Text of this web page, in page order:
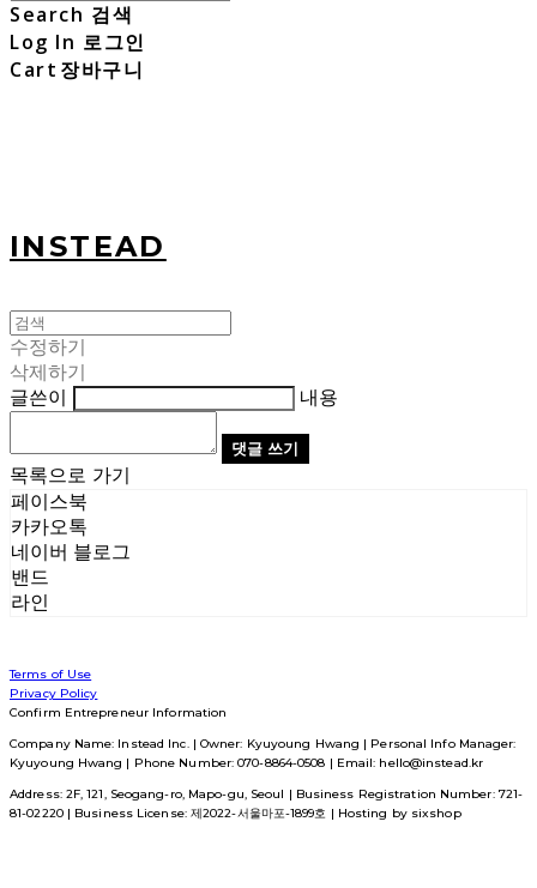
Search 검색
Log In 로그인
Cart 장바구니
INSTEAD
수정하기
삭제하기
글쓴이
내용
댓글 쓰기
목록으로 가기
페이스북
카카오톡
네이버 블로그
밴드
라인
Terms of Use
Privacy Policy
Confirm Entrepreneur Information
Company Name: Instead Inc. | Owner: Kyuyoung Hwang | Personal Info Manager:
Kyuyoung Hwang | Phone Number: 070-8864-0508 | Email: hello@instead.kr
Address: 2F, 121, Seogang-ro, Mapo-gu, Seoul | Business Registration Number: 721-
81-02220| Business License: 제2022-서울마포-1899호 | Hosting by sixshop